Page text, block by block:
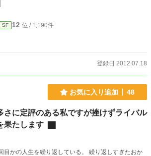
SF 12 位 / 1,190件
登録日 2012.07.18
お気に入り追加 48
さに定評のある私ですが挫けずライバル
果たします
目かの人生を繰り返している。 繰り返しすぎたおか